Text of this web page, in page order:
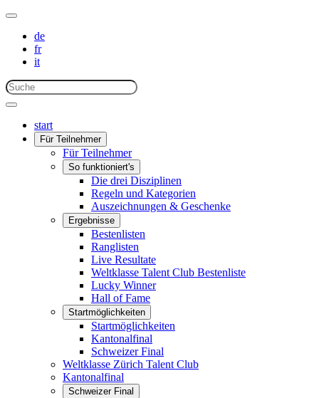
de
fr
it
start
Für Teilnehmer
Für Teilnehmer
So funktioniert's
Die drei Disziplinen
Regeln und Kategorien
Auszeichnungen & Geschenke
Ergebnisse
Bestenlisten
Ranglisten
Live Resultate
Weltklasse Talent Club Bestenliste
Lucky Winner
Hall of Fame
Startmöglichkeiten
Startmöglichkeiten
Kantonalfinal
Schweizer Final
Weltklasse Zürich Talent Club
Kantonalfinal
Schweizer Final